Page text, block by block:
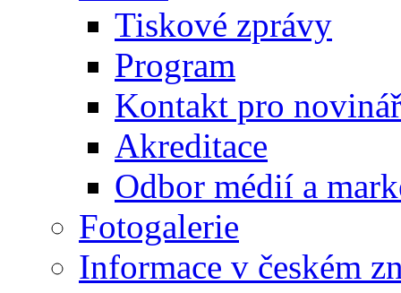
Tiskové zprávy
Program
Kontakt pro
Akreditace
Odbor médií a
Fotogalerie
Informace v českém